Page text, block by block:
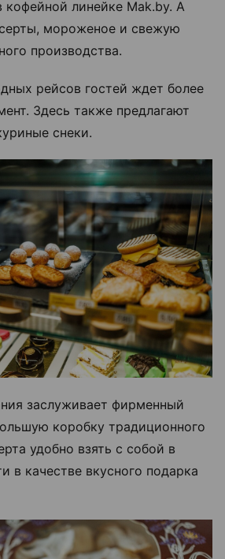
кофейной линейке Mak.by. А
мороженое и свежую
производства.
рейсов гостей ждет более
Здесь также предлагают
снеки.
заслуживает фирменный
коробку традиционного
удобно взять с собой в
в качестве вкусного подарка